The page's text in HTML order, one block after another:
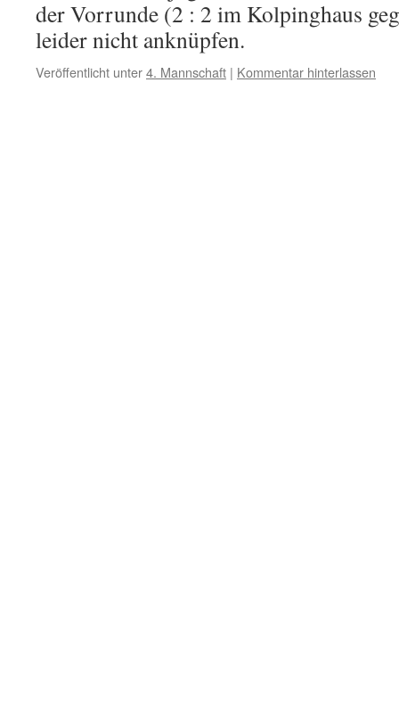
der Vorrunde (2 : 2 im Kolpinghaus
leider nicht anknüpfen.
Veröffentlicht unter4. Mannschaft | Kommentar hinterlassen